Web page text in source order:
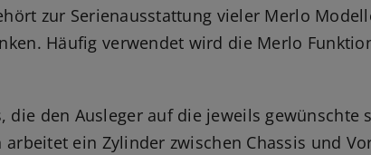
zur Serienausstattung vieler Merlo
Häufig verwendet wird die Merlo
die den Ausleger auf die jeweils
ein Zylinder zwischen Chassis und